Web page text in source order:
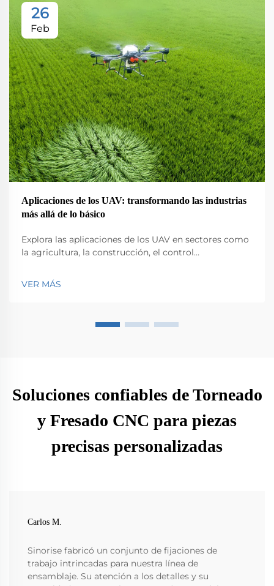
26
Feb
Aplicaciones de los UAV: transformando las industrias
más allá de lo básico
Explora las aplicaciones de los UAV en sectores como
la agricultura, la construcción, el control
Descubre su impacto en la eficiencia y la innovación.
VER MÁS
Soluciones confiables de Torneado
y Fresado CNC para piezas
precisas personalizadas
Carlos M.
Sinorise fabricó un conjunto de fijaciones de
trabajo intrincadas para nuestra línea de
ensamblaje. Su atención a los detalles y su